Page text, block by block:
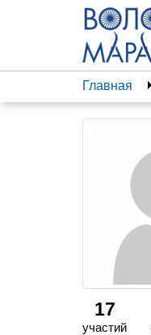
Главная
17
участий